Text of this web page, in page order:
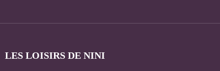
LES LOISIRS DE NINI